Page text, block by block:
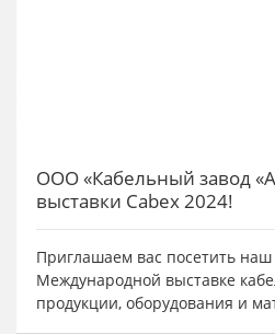
ООО «Кабельный завод
выставки Cabex 2024!
Приглашаем вас посетить наш
Международной выставке
продукции, оборудования и